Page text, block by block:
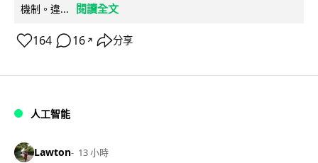
機制。違...
閱讀全文
164 16 ↗ 分享
人工智能
Lawton 13 小時